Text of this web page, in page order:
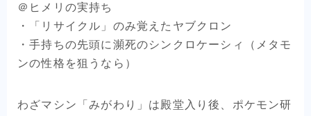
＠ヒメリの実持ち
・「リサイクル」のみ覚えたヤブクロン
・手持ちの先頭に瀕死のシンクロケーシィ（メタモ
ンの性格を狙うなら）
わざマシン「みがわり」は殿堂入り後、ポケモン研